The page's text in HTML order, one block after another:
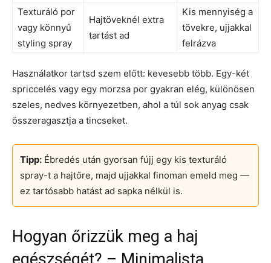
Texturáló por
vagy könnyű
styling spray
Hajtöveknél extra
tartást ad
Kis mennyiség a
tövekre, ujjakkal
felrázva
Használatkor tartsd szem előtt: kevesebb több. Egy-két
spriccelés vagy egy morzsa por gyakran elég, különösen
szeles, nedves környezetben, ahol a túl sok anyag csak
összeragasztja a tincseket.
Tipp: Ébredés után gyorsan fújj egy kis texturáló
spray-t a hajtőre, majd ujjakkal finoman emeld meg —
ez tartósabb hatást ad sapka nélkül is.
Hogyan őrizzük meg a haj